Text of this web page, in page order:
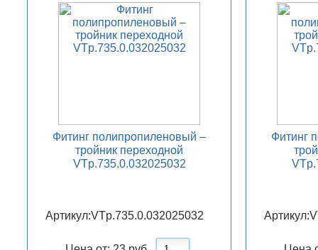
Фитинг полипропиленовый –
тройник переходной
VTp.735.0.032025032
Артикул:VTp.735.0.032025032
Фитинг
Артикул: